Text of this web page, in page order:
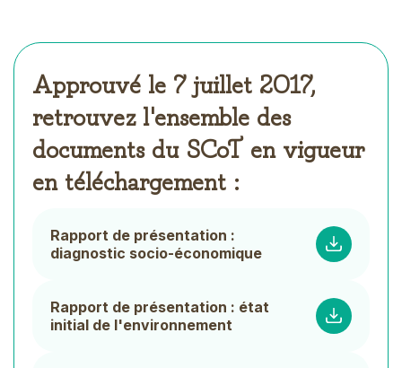
Approuvé le 7 juillet 2017,
retrouvez l'ensemble des
documents du SCoT en vigueur
en téléchargement :
ListRapport de présentation :
diagnostic socio-économique
Rapport de présentation : état
initial de l'environnement